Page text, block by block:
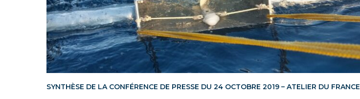
SYNTHÈSE DE LA CONFÉRENCE DE PRESSE DU 24 OCTOBRE 2019 – ATELIER DU FRANCE